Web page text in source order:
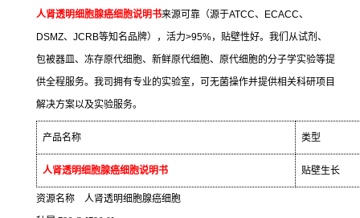
人肾透明细胞腺癌细胞说明书来源可靠（源于ATCC、 ECACC、
DSMZ、 JCRB等知名品牌），活力>95%，贴壁性好。我们从试剂、
包被器皿、冻存原代细胞、新鲜原代细胞、原代细胞的分子学实验等提
供全程服务。我司拥有专业的实验室，可无菌操作并提供相关科研项目
解决方案以及实验服务。
产品名称 类型
人肾透明细胞腺癌细胞说明书 贴壁生长
资源名称 人肾透明细胞腺癌细胞